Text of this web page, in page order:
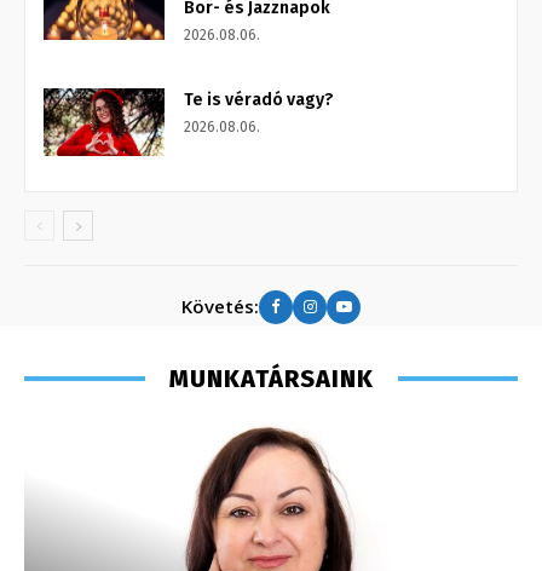
Bor- és Jazznapok
2026.08.06.
Te is véradó vagy?
2026.08.06.
Követés:
MUNKATÁRSAINK